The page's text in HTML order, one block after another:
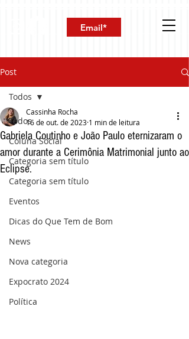
Post
Todos
Coluna Social
Categoria sem título
Categoria sem título
Eventos
Dicas do Que Tem de Bom
News
Nova categoria
Expocrato 2024
Política
Todos
Gabriela Coutinho e João Paulo eternizaram o
amor durante a Cerimônia Matrimonial junto ao
Eclipse.
Cassinha Rocha
16 de out. de 2023 1 min de leitura